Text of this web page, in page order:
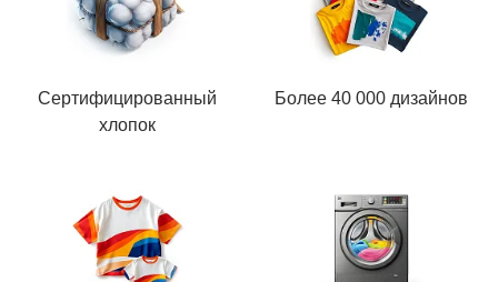
Сертифицированный
хлопок
Более 40 000 дизайнов